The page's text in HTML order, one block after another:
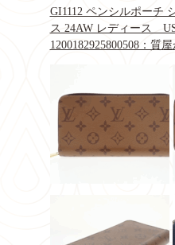
GI1112 ペンシルポーチ
ス 24AW レディース
1200182925800508：質